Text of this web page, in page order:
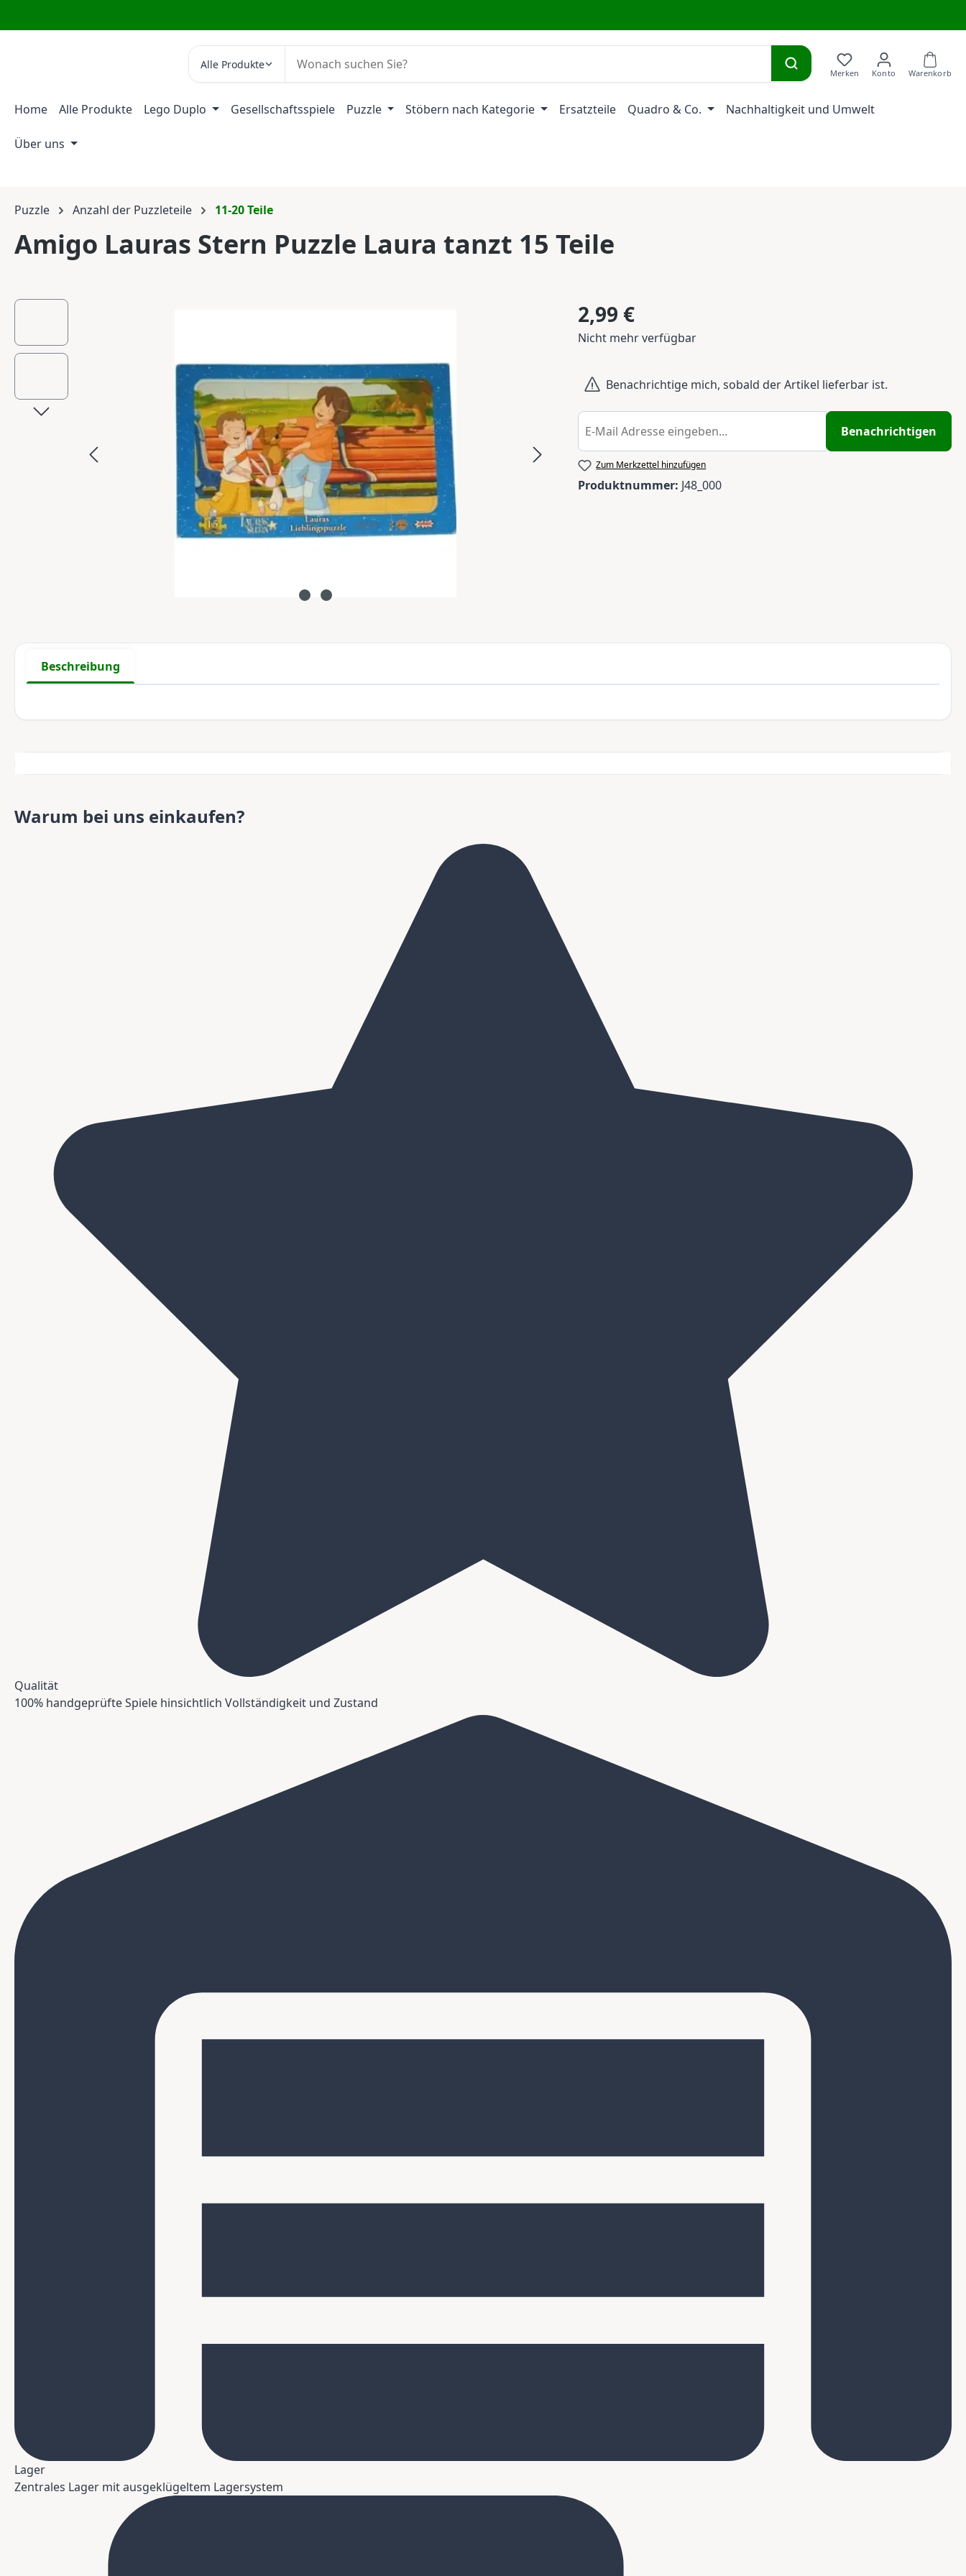
Alle Produkte
Home Alle Produkte Lego Duplo Gesellschaftsspiele Puzzle Stöbern nach Kategorie Ersatzteile Quadro & Co. Nachhaltigkeit und Umwelt
Über uns
Puzzle Anzahl der Puzzleteile 11-20 Teile
Amigo Lauras Stern Puzzle Laura tanzt 15 Teile
Bildergalerie überspringen Regulärer Preis:
2,99 €
Nicht mehr verfügbar
Benachrichtige mich, sobald der Artikel lieferbar ist.
Benachrichtigen
Zum Merkzettel hinzufügen
Produktnummer: J48_000
Beschreibung
Warum bei uns einkaufen?
Qualität
100% handgeprüfte Spiele hinsichtlich Vollständigkeit und Zustand
Lager
Zentrales Lager mit ausgeklügeltem Lagersystem